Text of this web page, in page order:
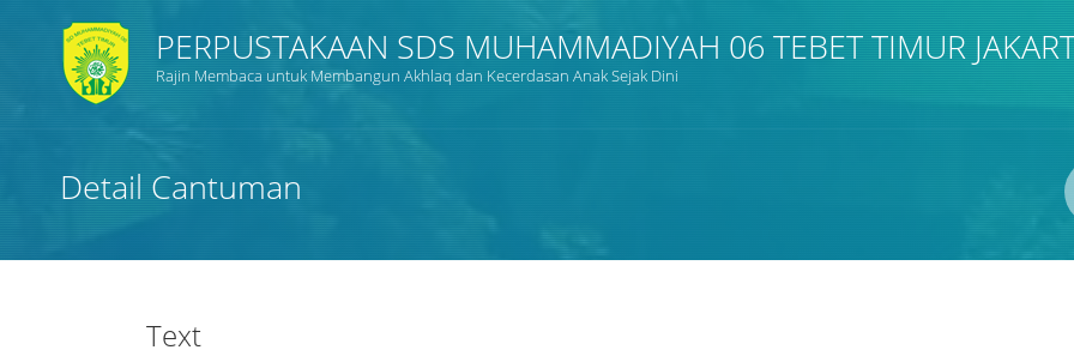
PERPUSTAKAAN SDS MUHAMMADIYAH 06 TEBET TIMUR
Rajin Membaca untuk Membangun Akhlaq dan Kecerdasan Anak Sejak Dini
Detail Cantuman
Text